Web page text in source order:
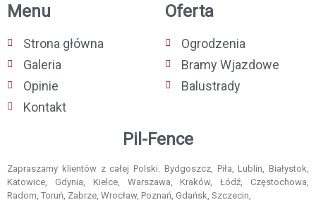
Menu
Strona główna
Galeria
Opinie
Kontakt
Oferta
Ogrodzenia
Bramy Wjazdowe
Balustrady
Pil-Fence
Zapraszamy klientów z całej Polski. Bydgoszcz, Piła, Lublin, Białystok,
Katowice, Gdynia, Kielce, Warszawa, Kraków, Łódź, Częstochowa,
Radom, Toruń, Zabrze, Wrocław, Poznań, Gdańsk, Szczecin,